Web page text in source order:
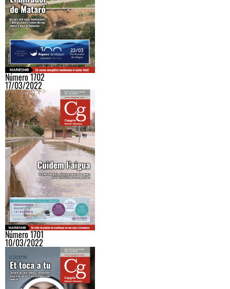
Número 1702
17/03/2022
Número 1701
10/03/2022